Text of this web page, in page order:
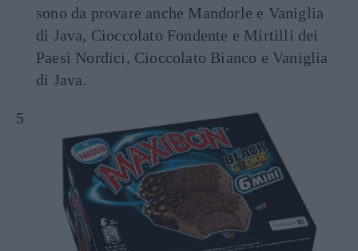
sono da provare anche Mandorle e Vaniglia
di Java, Cioccolato Fondente e Mirtilli dei
Paesi Nordici, Cioccolato Bianco e Vaniglia
di Java.